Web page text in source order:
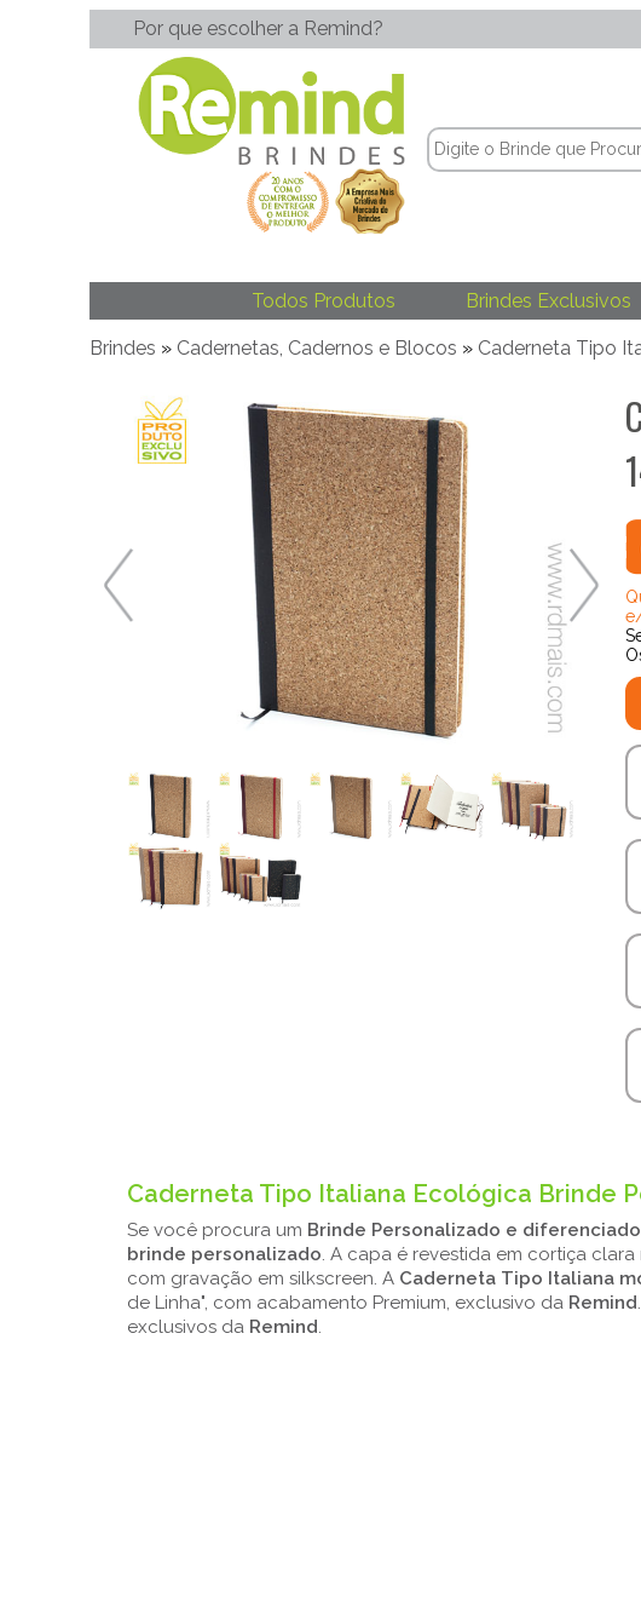
Por que escolher a Remind?
Todos Produtos Brindes Exclusivos
Brindes » Cadernetas, Cadernos e Blocos » Caderneta Tipo
Caderneta Tipo Italiana Ecológica Brinde
Se você procura um Brinde Personalizado e diferenciado
brinde personalizado. A capa é revestida em cortiça
com gravação em silkscreen. A Caderneta Tipo Italiana
de Linha", com acabamento Premium, exclusivo da Remind
exclusivos da Remind.